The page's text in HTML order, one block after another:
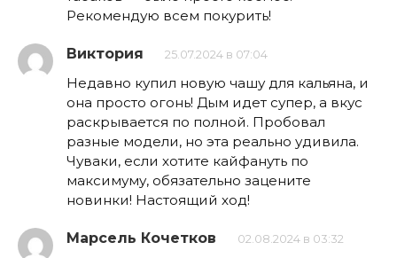
Рекомендую всем покурить!
Виктория 25.07.2024 в 07:04
Недавно купил новую чашу для кальяна, и
она просто огонь! Дым идет супер, а вкус
раскрывается по полной. Пробовал
разные модели, но эта реально удивила.
Чуваки, если хотите кайфануть по
максимуму, обязательно зацените
новинки! Настоящий ход!
Марсель Кочетков 02.08.2024 в 03:32